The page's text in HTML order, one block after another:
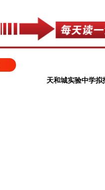
天和城实验中学拟